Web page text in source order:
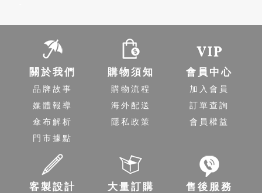
關於我們
品牌故事
媒體報導
傘布解析
門市據點
購物須知
購物流程
海外配送
隱私政策
會員中心
加入會員
訂單查詢
會員權益
客製設計 大量訂購 售後服務